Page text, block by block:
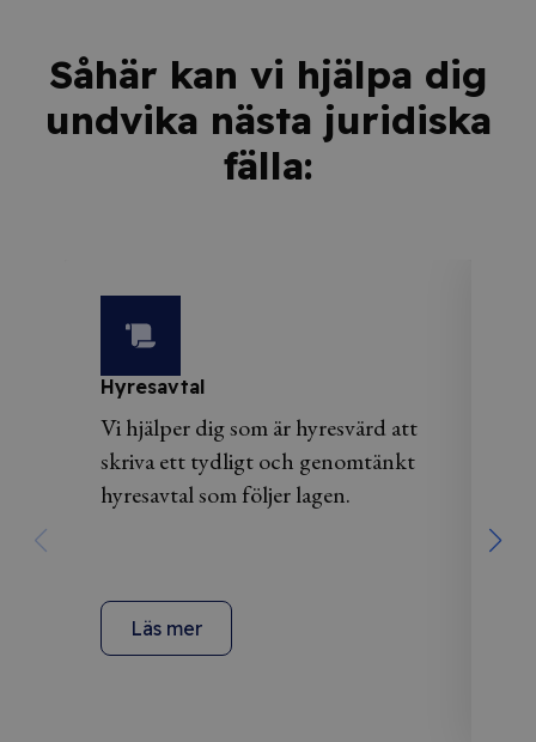
Såhär kan vi hjälpa dig
undvika nästa juridiska
fälla:
Hyresavtal
Vi hjälper dig som är hyresvärd att
skriva ett tydligt och genomtänkt
hyresavtal som följer lagen.
Läs mer